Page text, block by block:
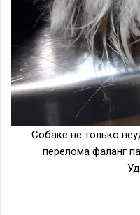
Собаке не только
перелома фаланг